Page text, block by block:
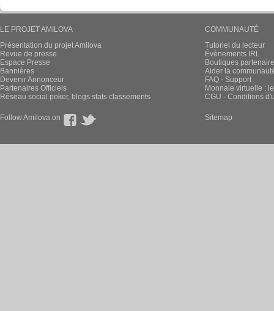
LE PROJET AMILOVA
Présentation du projet Amilova
Revue de presse
Espace Presse
Bannières
Devenir Annonceur
Partenaires Officiels
Réseau social poker, blogs stats classements
COMMUNAUTÉ
Tutoriel du lecteur
Évènements IRL
Boutiques
Aider la
FAQ - Support
Monnaie virtuelle :
CGU - Conditions
Follow Amilova on Sitemap